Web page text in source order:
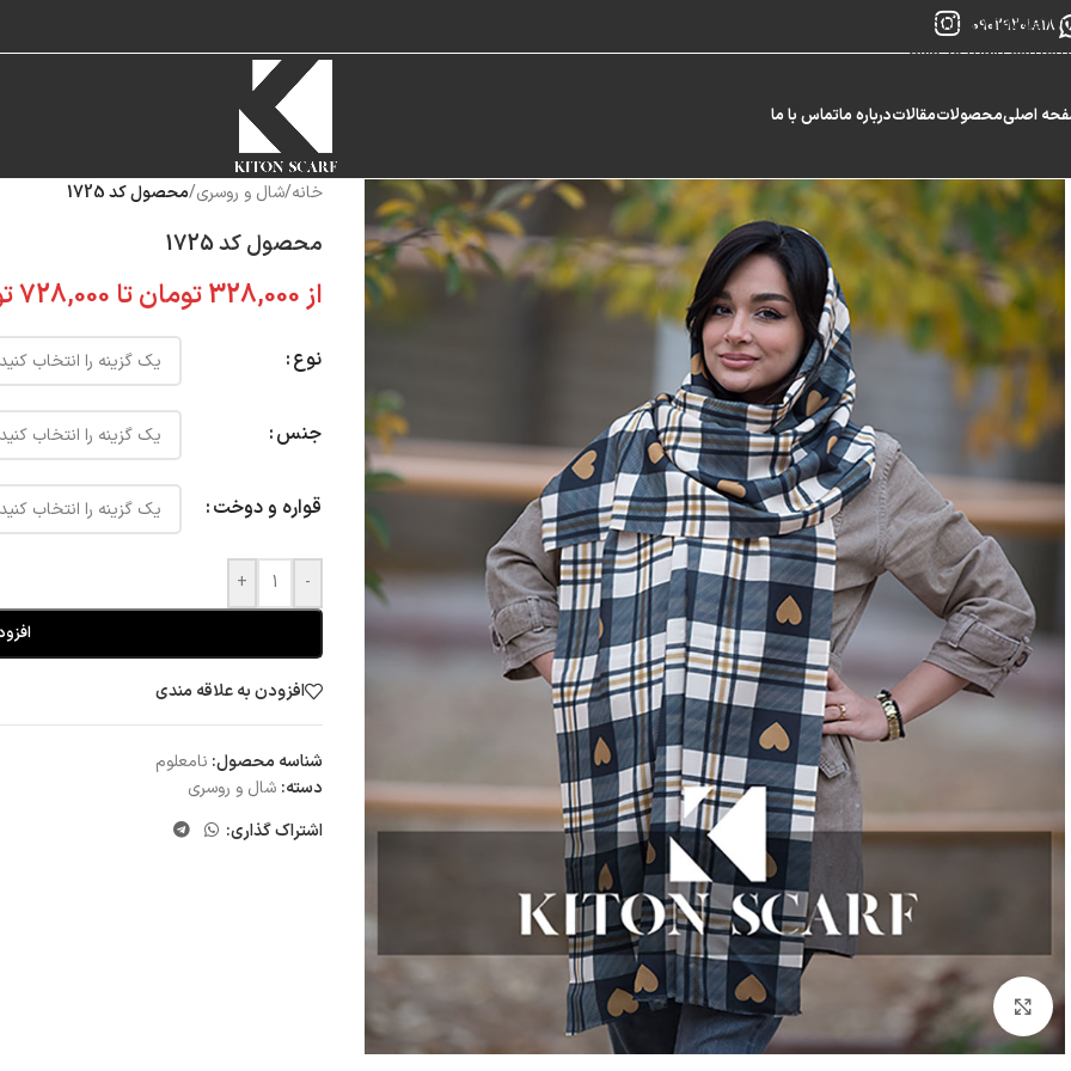
Skip to navigation
Skip to main content
09029201818
اصلیمحصولاتمقالاتدرباره ماتماس با ما
بزرگنمایی تصویر
خانه/شال و روسری/محصول کد 1725
محصول کد 1725
از328,000تومانتا 728,000
نوع
جنس
قواره و دوخت
-
+
افزودن به علاقه مندی
شناسه محصول: نامعلوم
دسته: شال و روسری
اشتراک گذاری: